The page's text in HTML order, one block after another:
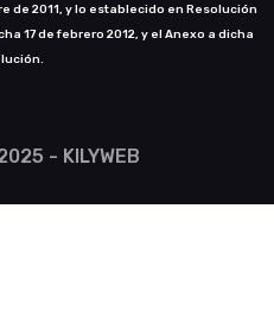
de 2011, y lo establecido en Resolución
17 de febrero 2012, y el Anexo a dicha
- KILYWEB